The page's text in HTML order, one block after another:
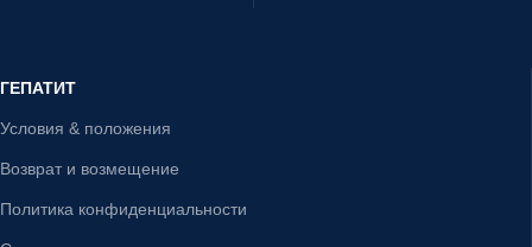
ГЕПАТИТ
Условия & положения
Возврат и возмещение
Политика конфиденциальности